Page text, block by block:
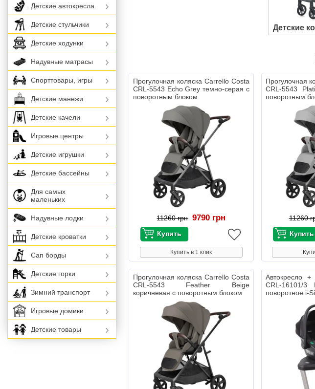
Детские
Прогулочная коляска Carrello Costa
CRL-5543 Echo Grey темно-серая с
поворотным блоком
11260 грн 9790 грн
Купить в 1 клик
Прогулочная
CRL-5543
поворотным
11260
Прогулочная коляска Carrello Costa
CRL-5543 Feather Beige
коричневая с поворотным блоком
Автокресло
CRL-16101/
поворотное i-
Детские автокресла
Детские стульчики
Детские ходунки
Надувные матрасы
Спорттовары, игры
Детские манежи
Детские качели
Игровые центры
Детские игрушки
Детские бассейны
Для самых
маленьких
Надувные лодки
Детские кроватки
Сап борды
Детские горки
Зимний транспорт
Игровые домики
Детские товары